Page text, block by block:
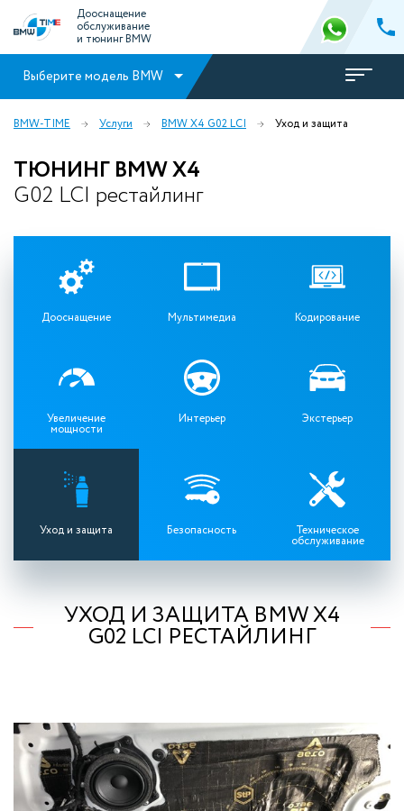
Дооснащение
обслуживание
и тюнинг BMW
Выберите модель BMW
BMW-TIME Услуги BMW X4 G02 LCI Уход и защита
ТЮНИНГ BMW X4
G02 LCI рестайлинг
Дооснащение Мультимедиа Кодирование
Увеличение
мощности
Интерьер Экстерьер
Уход и защита Безопасность Техническое
обслуживание
УХОД И ЗАЩИТА BMW X4
G02 LCI РЕСТАЙЛИНГ